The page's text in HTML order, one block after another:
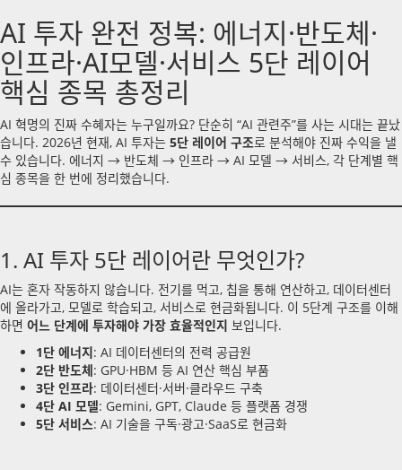
AI 투자 완전 정복: 에너지·반도체·
인프라·AI모델·서비스 5단 레이어
핵심 종목 총정리
AI 혁명의 진짜 수혜자는 누구일까요? 단순히 “AI 관련주”를 사는 시대는 끝났
습니다. 2026년 현재, AI 투자는 5단 레이어 구조로 분석해야 진짜 수익을 낼
수 있습니다. 에너지 → 반도체 → 인프라 → AI 모델 → 서비스, 각 단계별 핵
심 종목을 한 번에 정리했습니다.
1. AI 투자 5단 레이어란 무엇인가?
AI는 혼자 작동하지 않습니다. 전기를 먹고, 칩을 통해 연산하고, 데이터센터
에 올라가고, 모델로 학습되고, 서비스로 현금화됩니다. 이 5단계 구조를 이해
하면 어느 단계에 투자해야 가장 효율적인지 보입니다.
1단 에너지: AI 데이터센터의 전력 공급원
2단 반도체: GPU·HBM 등 AI 연산 핵심 부품
3단 인프라: 데이터센터·서버·클라우드 구축
4단 AI 모델: Gemini, GPT, Claude 등 플랫폼 경쟁
5단 서비스: AI 기술을 구독·광고·SaaS로 현금화